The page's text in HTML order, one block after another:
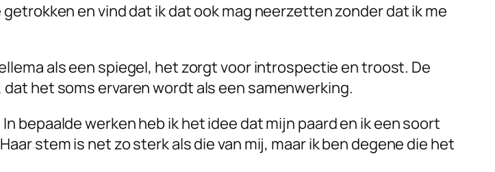
en vind dat ik dat ook mag neerzetten zonder dat ik me
als een spiegel, het zorgt voor introspectie en troost. De
het soms ervaren wordt als een samenwerking.
bepaalde werken heb ik het idee dat mijn paard en ik een soort
stem is net zo sterk als die van mij, maar ik ben degene die het